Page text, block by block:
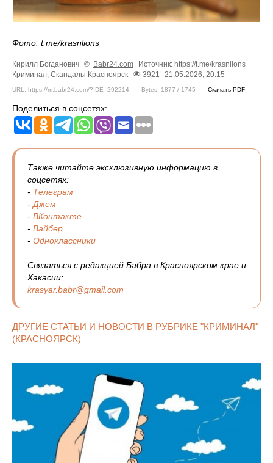
Фото: t.me/krasnlions
Кирилл Богданович © Babr24.com
Источник: https://t.me/krasnlions
Криминал, Скандалы Красноярск 3921 21.05.2026, 20:15
URL: https://m.babr24.com/?IDE=292214 Bytes: 1877 / 1745 Скачать PDF
Поделиться в соцсетях:
Также читайте эксклюзивную информацию в
соцсетях:
- Телеграм
-Джем
- ВКонтакте
- Вайбер
- Одноклассники
Связаться с редакцией Бабра в Красноярском крае и
Хакасии:
krasyar.babr@gmail.com
ДРУГИЕ СТАТЬИ И НОВОСТИ В РУБРИКЕ "КРИМИНАЛ"
(КРАСНОЯРСК)